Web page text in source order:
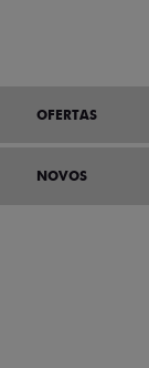
OFERTAS
NOVOS